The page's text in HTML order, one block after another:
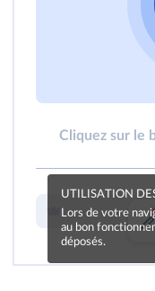
Cliquez sur le
UTILISATION
Lors de votre
au bon
déposés.